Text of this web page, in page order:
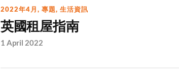
2022年4月, 專題, 生活資訊
英國租屋指南
1 April 2022